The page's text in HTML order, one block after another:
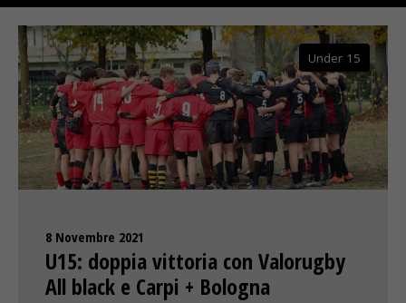
Under 15
8 Novembre 2021
U15: doppia vittoria con Valorugby
All black e Carpi + Bologna